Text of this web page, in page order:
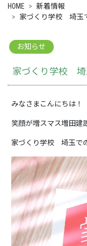
HOME
新着情報
家づくり学校 埼玉
お知らせ
家づくり学校
みなさまこんにちは！
笑顔が増スマス増田建
家づくり学校 埼玉で